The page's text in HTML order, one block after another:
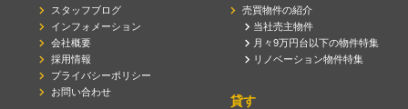
スタッフブログ
インフォメーション
会社概要
採用情報
プライバシーポリシー
お問い合わせ
売買物件の紹介
当社売主物件
月々9万円台以下の物件特集
リノベーション物件特集
貸す